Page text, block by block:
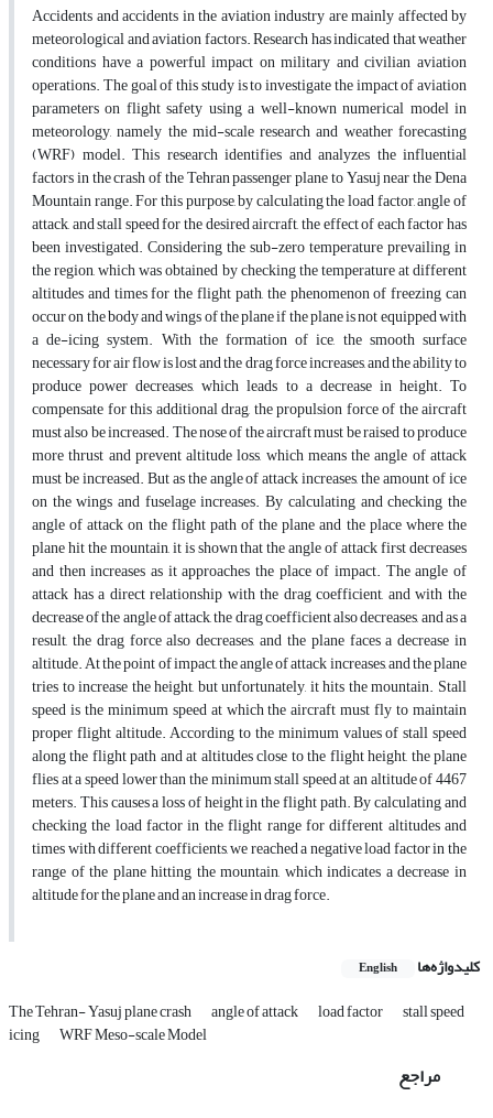
Accidents and accidents in the aviation industry are mainly affected by
meteorological and aviation factors. Research has indicated that weather
conditions have a powerful impact on military and civilian aviation
operations. The goal of this study is to investigate the impact of aviation
parameters on flight safety using a well-known numerical model in
meteorology, namely the mid-scale research and weather forecasting
(WRF) model. This research identifies and analyzes the influential
factors in the crash of the Tehran passenger plane to Yasuj near the Dena
Mountain range. For this purpose, by calculating the load factor, angle of
attack, and stall speed for the desired aircraft, the effect of each factor has
been investigated. Considering the sub-zero temperature prevailing in
the region, which was obtained by checking the temperature at different
altitudes and times for the flight path, the phenomenon of freezing can
occur on the body and wings of the plane if the plane is not equipped with
a de-icing system. With the formation of ice, the smooth surface
necessary for air flow is lost and the drag force increases, and the ability to
produce power decreases, which leads to a decrease in height. To
compensate for this additional drag, the propulsion force of the aircraft
must also be increased. The nose of the aircraft must be raised to produce
more thrust and prevent altitude loss, which means the angle of attack
must be increased. But as the angle of attack increases, the amount of ice
on the wings and fuselage increases. By calculating and checking the
angle of attack on the flight path of the plane and the place where the
plane hit the mountain, it is shown that the angle of attack first decreases
and then increases as it approaches the place of impact. The angle of
attack has a direct relationship with the drag coefficient, and with the
decrease of the angle of attack, the drag coefficient also decreases, and as a
result, the drag force also decreases, and the plane faces a decrease in
altitude. At the point of impact, the angle of attack increases, and the plane
tries to increase the height, but unfortunately, it hits the mountain. Stall
speed is the minimum speed at which the aircraft must fly to maintain
proper flight altitude. According to the minimum values of stall speed
along the flight path and at altitudes close to the flight height, the plane
flies at a speed lower than the minimum stall speed at an altitude of 4467
meters. This causes a loss of height in the flight path. By calculating and
checking the load factor in the flight range for different altitudes and
times with different coefficients, we reached a negative load factor in the
range of the plane hitting the mountain, which indicates a decrease in
altitude for the plane and an increase in drag force.
کلیدواژه‌ها English
The Tehran- Yasuj plane crash angle of attack load factor stall speed
icing WRF Meso-scale Model
مراجع